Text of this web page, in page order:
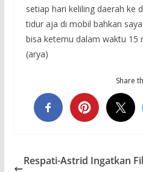
setiap hari keliling daerah ke
tidur aja di mobil bahkan
bisa ketemu dalam waktu 15
(arya)
Share
Respati-Astrid Ingatkan